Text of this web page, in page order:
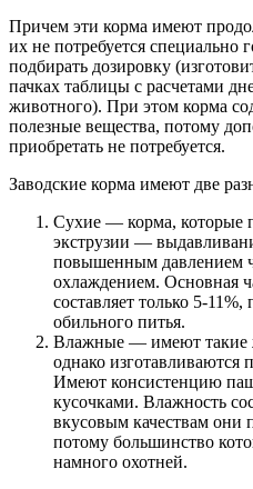
Причем эти корма имеют
их не потребуется специально
подбирать дозировку
пачках таблицы с расчетами
животного). При этом корма
полезные вещества, потому
приобретать не потребуется.
Заводские корма имеют две
Сухие — корма, которые
экструзии —
повышенным давлением
охлаждением. Основная
составляет только 5-
обильного питья.
Влажные — имеют такие
однако изготавливаются
Имеют консистенцию
кусочками. Влажность
вкусовым качествам они
потому большинство
намного охотней.